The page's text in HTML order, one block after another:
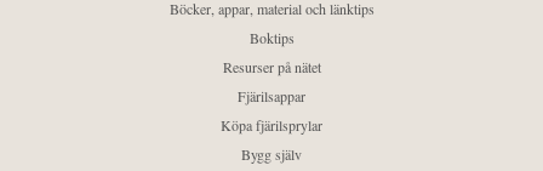
Böcker, appar, material och länktips
Boktips
Resurser på nätet
Fjärilsappar
Köpa fjärilsprylar
Bygg själv